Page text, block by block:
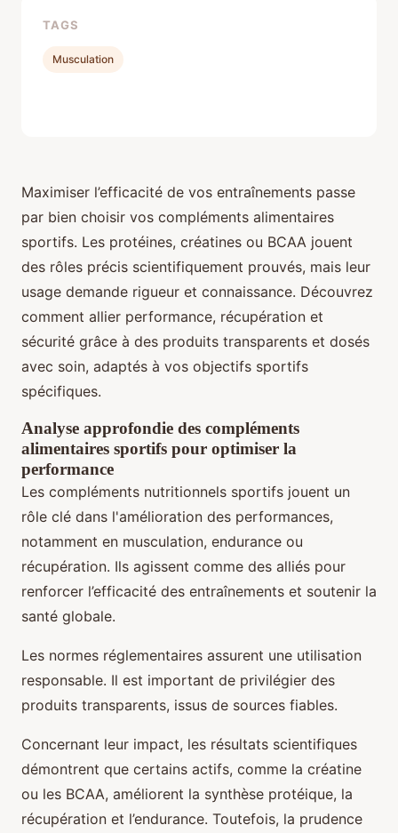
Maximiser l’efficacité de vos entraînements passe
par bien choisir vos compléments alimentaires
sportifs. Les protéines, créatines ou BCAA jouent
des rôles précis scientifiquement prouvés, mais leur
usage demande rigueur et connaissance. Découvrez
comment allier performance, récupération et
sécurité grâce à des produits transparents et dosés
avec soin, adaptés à vos objectifs sportifs
spécifiques.
Analyse approfondie des compléments
alimentaires sportifs pour optimiser la
performance
Les compléments nutritionnels sportifs jouent un
rôle clé dans l'amélioration des performances,
notamment en musculation, endurance ou
récupération. Ils agissent comme des alliés pour
renforcer l’efficacité des entraînements et soutenir la
santé globale.
Les normes réglementaires assurent une utilisation
responsable. Il est important de privilégier des
produits transparents, issus de sources fiables.
Concernant leur impact, les résultats scientifiques
démontrent que certains actifs, comme la créatine
ou les BCAA, améliorent la synthèse protéique, la
récupération et l’endurance. Toutefois, la prudence
TAGS
Musculation